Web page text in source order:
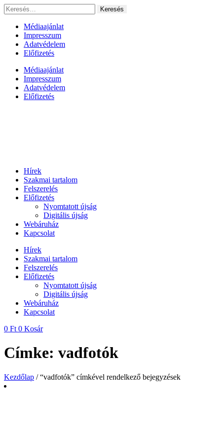
Ugrás
a
tartalomhoz
Keresés:
Médiaajánlat
Impresszum
Adatvédelem
Előfizetés
Médiaajánlat
Impresszum
Adatvédelem
Előfizetés
Hírek
Szakmai tartalom
Felszerelés
Előfizetés
Nyomtatott újság
Digitális újság
Webáruház
Kapcsolat
Hírek
Szakmai tartalom
Felszerelés
Előfizetés
Nyomtatott újság
Digitális újság
Webáruház
Kapcsolat
0 Ft 0 Kosár
Címke: vadfotók
Kezdőlap / “vadfotók” címkével rendelkező bejegyzések